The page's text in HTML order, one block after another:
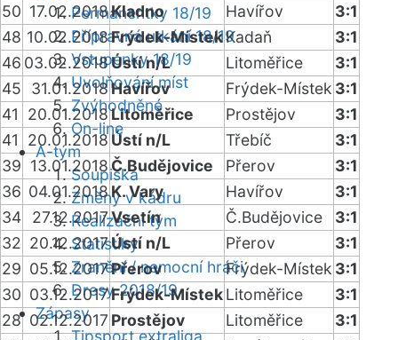
Permanentky 18/19
Přípravná utkání 18/19
Vstupenky 18/19
Uvolňování míst
Zvýhodněné
On-line
A-tým
Soupiska
Změny v kádru
Realizační tým
Statistiky
Zranění / nemocní hráči
Dresy 2018/19
Zápasy
Tipsport extraliga
50 17.02.2018Kladno Havířov
3:1
48 10.02.2018Frýdek-MístekKadaň
3:1
46 03.02.2018Ústí n/L Litoměřice
3:1
45
31.01.2018Havířov Frýdek-Místek 3:1
41
20.01.2018Litoměřice Prostějov
3:1
41
20.01.2018Ústí n/L Třebíč
3:1
39 13.01.2018Č.Budějovice Přerov
3:1
36 04.01.2018K. Vary Havířov
3:1
34
27.12.2017Vsetín Č.Budějovice
3:1
32 20.12.2017Ústí n/L Přerov
3:1
29 05.12.2017Přerov Frýdek-Místek 3:1
30 03.12.2017Frýdek-MístekLitoměřice
3:1
28 02.12.2017 Prostějov Litoměřice
3:1